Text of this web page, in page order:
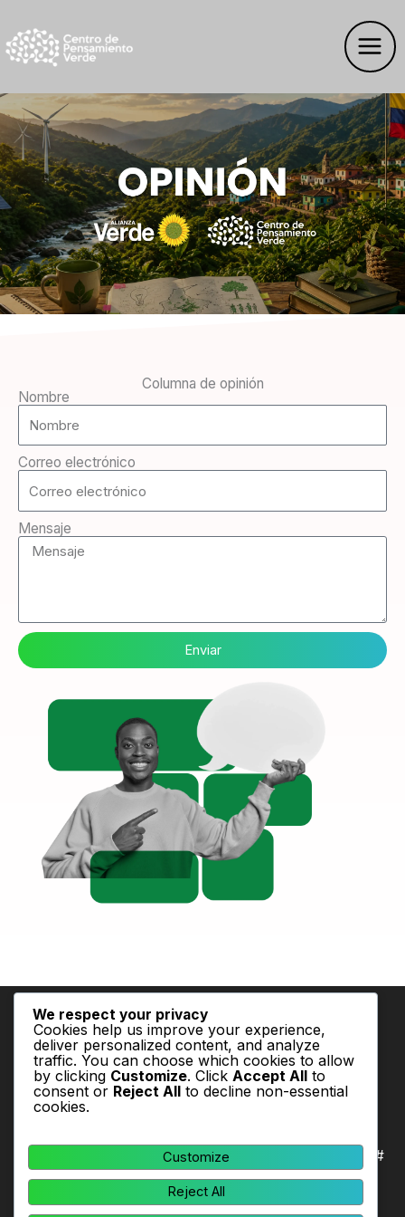
contenido
Columna de opinión
Nombre
Correo electrónico
Mensaje
Enviar
Dirección: Calle 36 # 28 A -24. Frente al Concejo de
Bogotá
Bogotá Teléfono: +57 (1) 6563000 / +57 (1) 6563001
Recepción de documentación física: Dirección: Calle 36 #
28 A -24.
Frente al concejo de Bogotá
Bogotá Teléfono: +57 (1) 6563000 / +57 (1) 6563001
We respect your privacy
Cookies help us improve your experience,
deliver personalized content, and analyze
traffic. You can choose which cookies to allow
by clicking Customize. Click Accept All to
consent or Reject All to decline non-essential
cookies.
Customize
Reject All